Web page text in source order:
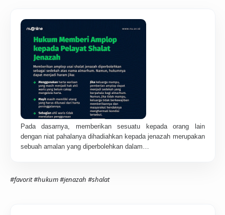
Pada dasarnya, memberikan sesuatu kepada orang lain
dengan niat pahalanya dihadiahkan kepada jenazah merupakan
sebuah amalan yang diperbolehkan dalam…
#favorit#hukum#jenazah #shalat